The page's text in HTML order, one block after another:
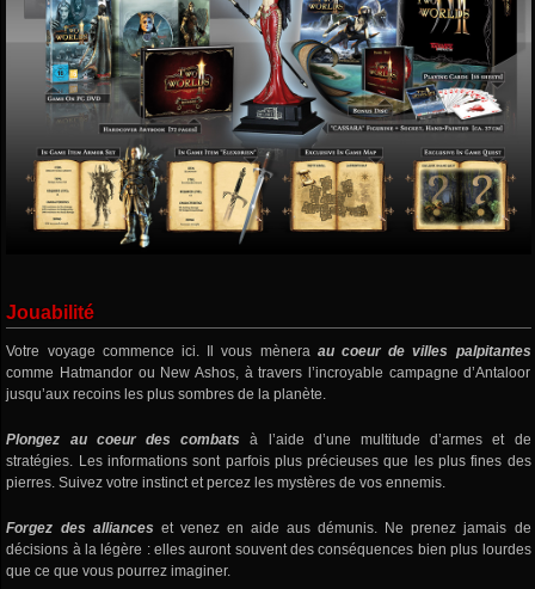
Jouabilité
Votre voyage commence ici. Il vous mèneraau coeur de villes palpitantes
comme Hatmandor ou New Ashos, à travers l’incroyable campagne d’Antaloor
jusqu’aux recoins les plus sombres de la planète.
Plongez au coeur des combats à l’aide d’une multitude d’armes et de
stratégies. Les informations sont parfois plus précieuses que les plus fines des
pierres. Suivez votre instinct et percez les mystères de vos ennemis.
Forgez des alliances et venez en aide aus démunis. Ne prenez jamais de
décisions à la légère : elles auront souvent des conséquences bien plus lourdes
que ce que vous pourrez imaginer.